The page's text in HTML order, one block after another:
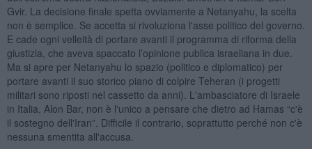
Gvir. La decisione finale spetta ovviamente a Netanyahu, la scelta
non è semplice. Se accetta si rivoluziona l'asse politico del governo.
E cade ogni velleità di portare avanti il programma di riforma della
giustizia, che aveva spaccato l’opinione publica israeliana in due.
Ma si apre per Netanyahu lo spazio (politico e diplomatico) per
portare avanti il suo storico piano di colpire Teheran (i progetti
militari sono riposti nel cassetto da anni). L'ambasciatore di Israele
in Italia, Alon Bar, non è l'unico a pensare che dietro ad Hamas “c'è
il sostegno dell'Iran”. Difficile il contrario, soprattutto perché non c'è
nessuna smentita all'accusa.